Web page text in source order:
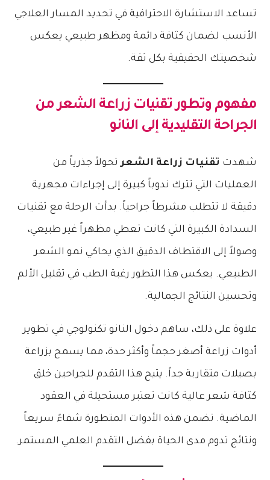
تساعد الاستشارة الاحترافية في تحديد المسار العلاجي
الأنسب لضمان كثافة دائمة ومظهر طبيعي يعكس
شخصيتك الحقيقية بكل ثقة.
مفهوم وتطورتقنيات زراعة الشعرمن
الجراحة التقليدية إلى النانو
شهدت تقنيات زراعة الشعرتحولاً جذرياً من
العمليات التي تترك ندوباً كبيرة إلى إجراءات مجهرية
دقيقة لا تتطلب مشرطاً جراحياً. بدأت الرحلة مع تقنيات
السدادة الكبيرة التي كانت تعطي مظهراً غير طبيعي،
وصولاً إلى الاقتطاف الدقيق الذي يحاكي نمو الشعر
الطبيعي. يعكس هذا التطور رغبة الطب في تقليل الألم
وتحسين النتائج الجمالية.
علاوة على ذلك، ساهم دخول النانو تكنولوجي في تطوير
أدوات زراعة أصغر حجماً وأكثر حدة، مما يسمح بزراعة
بصيلات متقاربة جداً. يتيح هذا التقدم للجراحين خلق
كثافة شعر عالية كانت تعتبر مستحيلة في العقود
الماضية. تضمن هذه الأدوات المتطورة شفاءً سريعاً
ونتائج تدوم مدى الحياة بفضل التقدم العلمي المستمر.